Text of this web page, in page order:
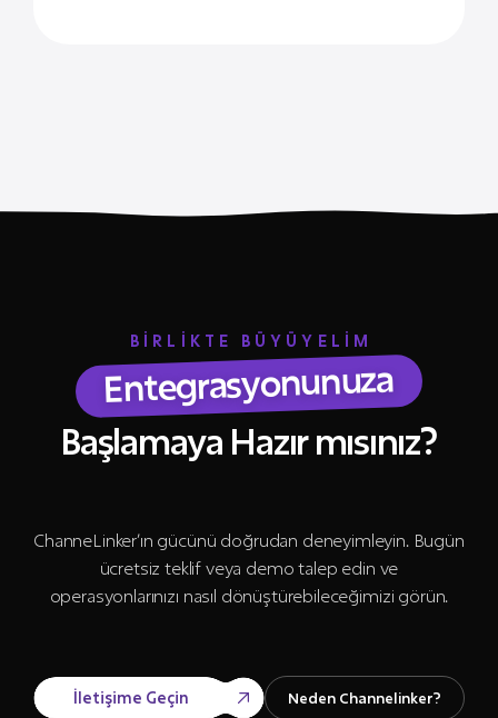
BİRLİKTE BÜYÜYELİM
Entegrasyonunuza
Başlamaya Hazır mısınız?
ChanneLinker’ın gücünü doğrudan deneyimleyin. Bugün
ücretsiz teklif veya demo talep edin ve
operasyonlarınızı nasıl dönüştürebileceğimizi görün.
İletişime Geçin Neden Channelinker?